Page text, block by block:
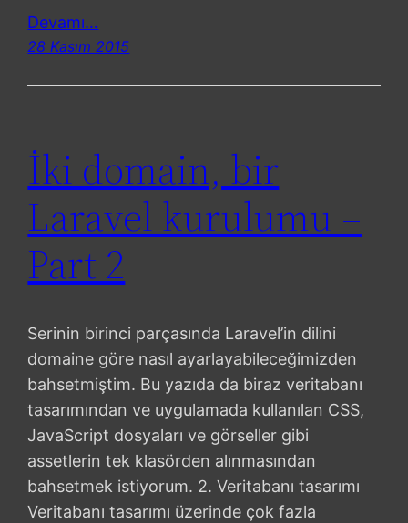
Devamı…
28 Kasım 2015
İki domain, bir
Laravel kurulumu –
Part 2
Serinin birinci parçasında Laravel’in dilini
domaine göre nasıl ayarlayabileceğimizden
bahsetmiştim. Bu yazıda da biraz veritabanı
tasarımından ve uygulamada kullanılan CSS,
JavaScript dosyaları ve görseller gibi
assetlerin tek klasörden alınmasından
bahsetmek istiyorum. 2. Veritabanı tasarımı
Veritabanı tasarımı üzerinde çok fazla